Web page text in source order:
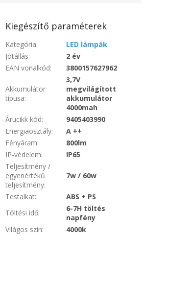
Kiegészítő paraméterek
Kategória:
LED lámpák
Jótállás:
2 év
EAN vonalkód: 3800157627962
Akkumulátor
típusa:
3,7V
megvilágított
akkumulátor
4000mah
Árucikk kód:
9405403990
Energiaosztály:
A ++
Fényáram:
800lm
IP-védelem:
IP65
Teljesítmény /
egyenértékű
teljesítmény:
7w / 60w
Testalkat:
ABS + PS
Töltési idő:
6-7H töltés
napfény
Világos szín: 4000k